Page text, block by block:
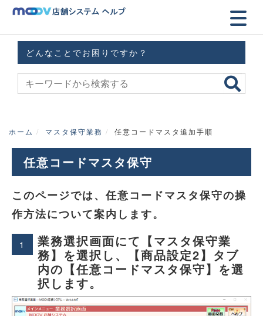
どんなことでお困りですか？
ホーム マスタ保守業務 任意コードマスタ追加手順
任意コードマスタ保守
このページでは、任意コードマスタ保守の操
作方法について案内します。
1
業務選択画面にて【マスタ保守業
務】を選択し、【商品設定2】タブ
内の【任意コードマスタ保守】を選
択します。